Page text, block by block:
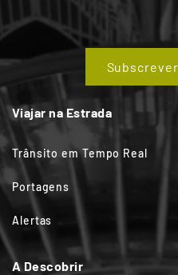
Viajar na Estrada
Trânsito em Tempo Real
Portagens
Alertas
A Descobrir